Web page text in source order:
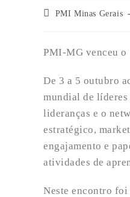
PMI Minas Gerais
PMI-MG venceu
De 3 a 5 outubro
mundial de
lideranças e o
estratégico,
engajamento e
atividades de
Neste encontro